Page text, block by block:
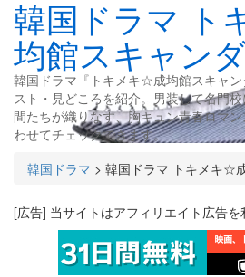
韓国ドラマ ト
均館スキャン
韓国ドラマ『トキメキ☆成均館スキャ
スト・見どころを紹介。男装して名門
間たちが織りなす、胸キュン青春ロマ
わせてチェックできます。
韓国ドラマ > 韓国ドラマ トキメキ☆
[広告] 当サイトはアフィリエイト広告を